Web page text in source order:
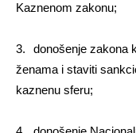
Kaznenom zakonu;
3.
donošenje zakona
ženama i staviti
kaznenu sferu;